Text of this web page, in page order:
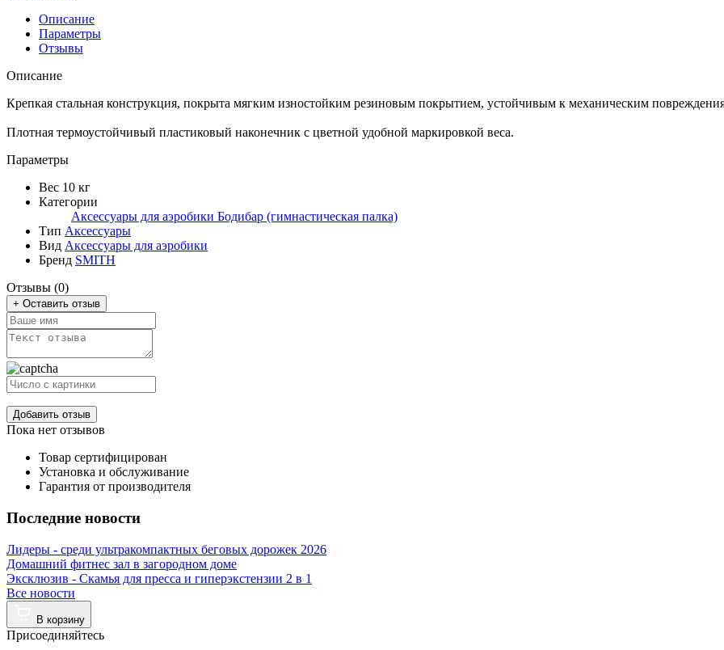
Описание
Параметры
Отзывы
Описание
Крепкая стальная конструкция, покрыта мягким изностойким резиновым покрытием, устойчивым к механическим
Плотная термоустойчивый пластиковый наконечник с цветной удобной маркировкой веса.
Параметры
Вес 10 кг
Категории
Аксессуары для аэробики Бодибар (гимнастическая палка)
Тип Аксессуары
Вид Аксессуары для аэробики
Бренд SMITH
Отзывы (0)
+ Оставить отзыв
Добавить отзыв
Пока нет отзывов
Товар сертифицирован
Установка и обслуживание
Гарантия от производителя
Последние новости
Лидеры - среди ультракомпактных беговых дорожек 2026
Домашний фитнес зал в загородном доме
Эксклюзив - Скамья для пресса и гиперэкстензии 2 в 1
Все новости
В корзину
Присоединяйтесь